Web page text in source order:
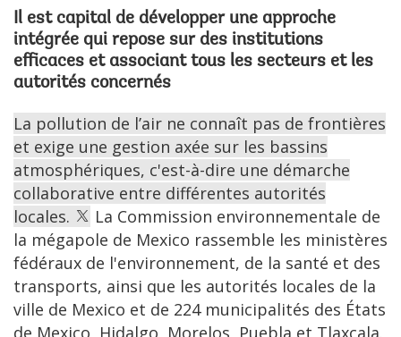
Il est capital de développer une approche
intégrée qui repose sur des institutions
efficaces et associant tous les secteurs et les
autorités concernés
La pollution de l’air ne connaît pas de frontières
et exige une gestion axée sur les bassins
atmosphériques, c'est-à-dire une démarche
collaborative entre différentes autorités
locales.
La Commission environnementale de
la mégapole de Mexico rassemble les ministères
fédéraux de l'environnement, de la santé et des
transports, ainsi que les autorités locales de la
ville de Mexico et de 224 municipalités des États
de Mexico, Hidalgo, Morelos, Puebla et Tlaxcala.